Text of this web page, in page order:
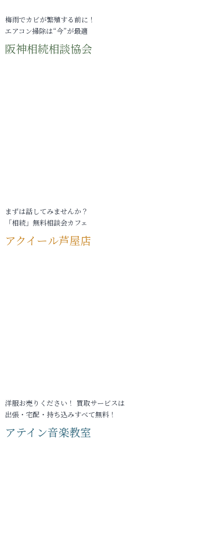
梅雨でカビが繁殖する前に！
エアコン掃除は“今”が最適
阪神相続相談協会
まずは話してみませんか？
「相続」無料相談会カフェ
アクイール芦屋店
洋服お売りください！ 買取サービスは
出張・宅配・持ち込みすべて無料！
アテイン音楽教室